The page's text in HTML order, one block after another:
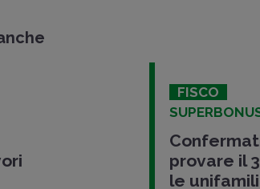
FISCO
provare il
le